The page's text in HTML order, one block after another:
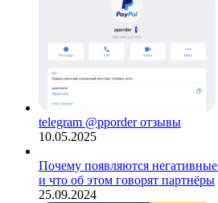
telegram @pporder отзывы
10.05.2025
Почему появляются
и что об этом говорят партнёры
25.09.2024